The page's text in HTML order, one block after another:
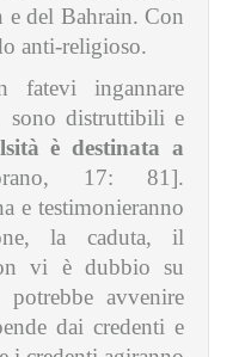
del Bahrain. Con
anti-religioso.
fatevi ingannare
sono distruttibili e
è destinata a
17: 81].
e testimonieranno
la caduta, il
vi è dubbio su
potrebbe avvenire
dai credenti e